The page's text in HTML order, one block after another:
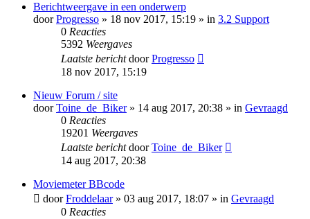
Berichtweergave in een onderwerp
doorProgresso » 18 nov 2017, 15:19 » in 3.2 Support
0 Reacties
5392 Weergaves
Laatste berichtdoorProgresso
18 nov 2017, 15:19
Nieuw Forum / site
doorToine_de_Biker» 14 aug 2017, 20:38 » in Gevraagd
0 Reacties
19201 Weergaves
Laatste berichtdoorToine_de_Biker
14 aug 2017, 20:38
Moviemeter BBcode
doorFroddelaar» 03 aug 2017, 18:07 » in Gevraagd
0 Reacties